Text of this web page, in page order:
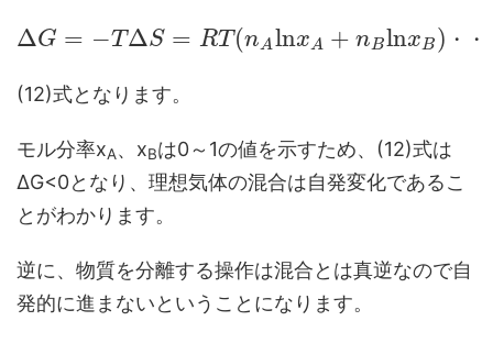
ΔG = −T ΔS = RT (nAlnxA + nBlnxB ) ・ ・
(12)式となります。
モル分率xA、xBは0～1の値を示すため、(12)式は
ΔG<0となり、理想気体の混合は自発変化であるこ
とがわかります。
逆に、物質を分離する操作は混合とは真逆なので自
発的に進まないということになります。